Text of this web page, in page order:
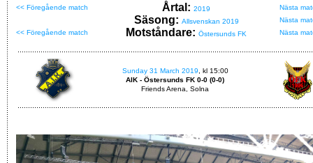
<< Föregående match Årtal: 2019 Nästa
Säsong: Allsvenskan 2019
Nästa
<< Föregående match
Motståndare: Östersunds FK Nästa
Sunday 31 March 2019 , kl 15:00
AIK - Östersunds FK 0-0 (0-0)
Friends Arena, Solna